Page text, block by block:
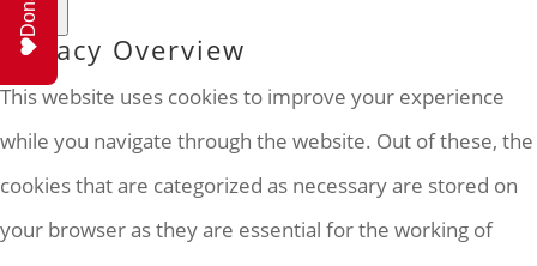
Chiudi
Privacy Overview
This website uses cookies to improve your experience
while you navigate through the website. Out of these, the
cookies that are categorized as necessary are stored on
your browser as they are essential for the working of